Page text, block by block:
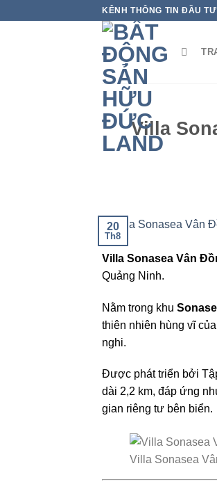
KÊNH THÔNG TIN ĐẦU
Villa
20
Th8
Villa Sonasea Vân
Quảng Ninh.
Nằm trong khu
thiên nhiên hùng vĩ
nghi.
Được phát triển bởi
dài 2,2 km, đáp ứng
gian riêng tư bên biển.
Villa Sonasea